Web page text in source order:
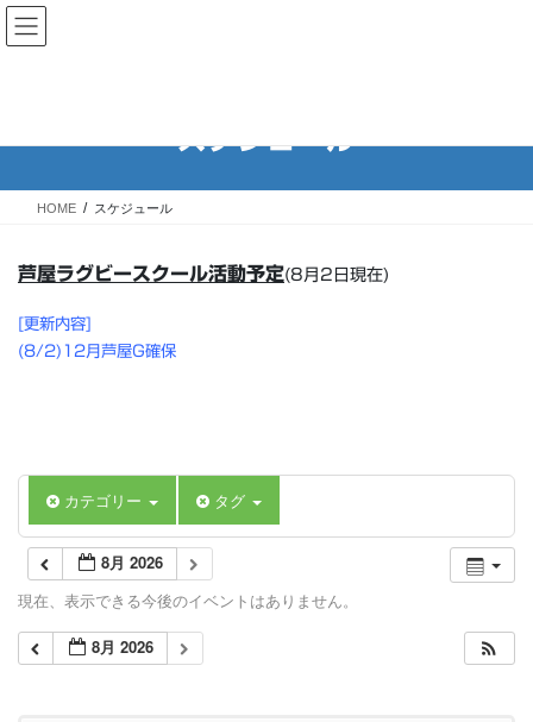
コ
ン
ナ
ビ
スケジュール
HOME スケジュール
芦屋ラグビースクール活動予定(8月2日現在)
[更新内容]
(8/2)12月芦屋G確保
カテゴリー タグ
8月 2026
現在、表示できる今後のイベントはありません。
8月 2026